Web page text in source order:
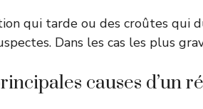
qui tarde ou des croûtes qui
Dans les cas les plus
causes d’un